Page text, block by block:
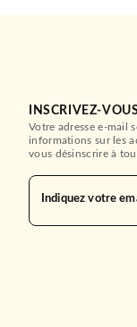
INSCRIVEZ-
Votre adresse e-mail
informations sur les
vous désinscrire à
Indiquez votre